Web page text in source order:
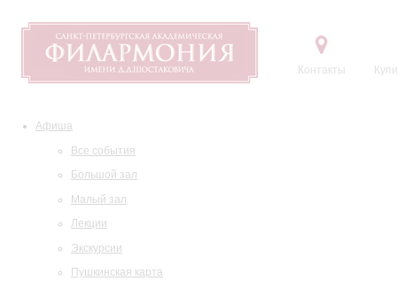
Контакты
Афиша
Все события
Большой зал
Малый зал
Лекции
Экскурсии
Пушкинская карта